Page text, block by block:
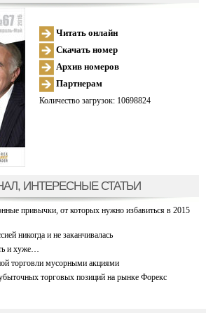
Читать онлайн
Скачать номер
Архив номеров
Партнерам
Количество загрузок: 10698824
ИНТЕРЕСНЫЕ СТАТЬИ
привычки, от которых нужно избавиться в 2015
никогда и не заканчивалась
и хуже…
торговли мусорными акциями
торговых позиций на рынке Форекс